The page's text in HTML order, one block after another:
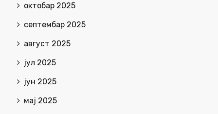
октобар 2025
септембар 2025
август 2025
јул 2025
јун 2025
мај 2025